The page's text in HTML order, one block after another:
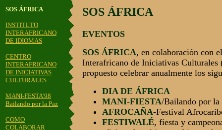
SOS ÁFRICA
INSTITUTO
INTERAFRICANO
DE IDIOMAS
CENTRO
INTERAFRICANO
DE INICIATIVAS
CULTURALES
MANI-FESTA'98
Bailando por la Paz
COMO
COLABORAR
SOS ÁFRICA
EVENTOS
SOS ÁFRICA, en colaboración con
Interafricano de Iniciativas Culturales
propuesto celebrar anualmente los
DIA DE ÁFRICA
MANI-FIESTA/Bailando por la
AFROCAÑA-Festival
FESTIWALÉ, fiesta y